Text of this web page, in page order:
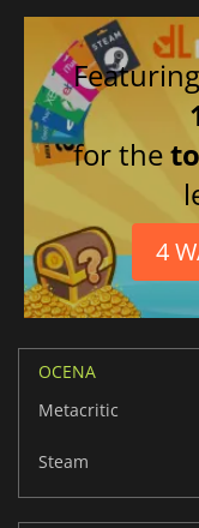
for the
4
OCENA
Metacritic
Steam